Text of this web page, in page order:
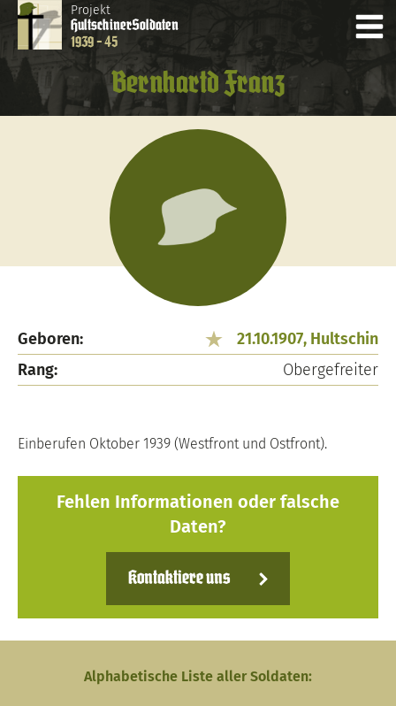
Projekt
HultschinerSoldaten
1939 - 45
Bernhartd Franz
Geboren:
21.10.1907, Hultschin
Rang:
Obergefreiter
Einberufen Oktober 1939 (Westfront und Ostfront).
Fehlen Informationen oder falsche
Daten?
Kontaktiere uns
Alphabetische Liste aller Soldaten: